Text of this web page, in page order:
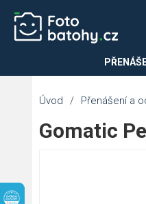
Úvod / Přenášení a
Gomatic